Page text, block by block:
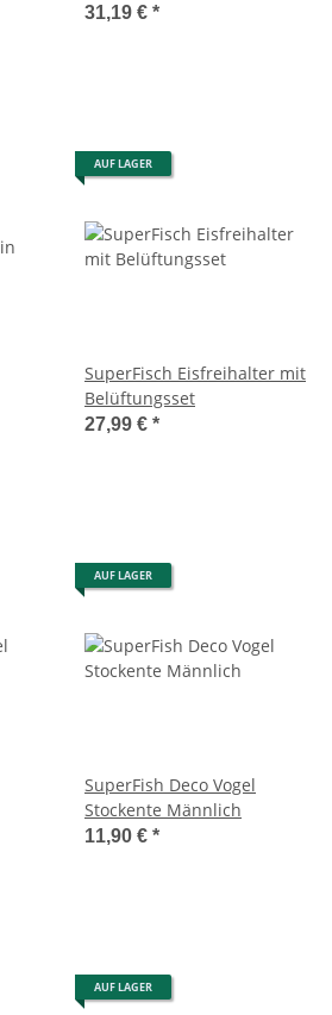
31,19 € *
AUF LAGER
SuperFisch Eisfreihalter mit
Belüftungsset
27,99 € *
AUF LAGER
SuperFish Deco Vogel
Stockente Männlich
11,90 € *
AUF LAGER